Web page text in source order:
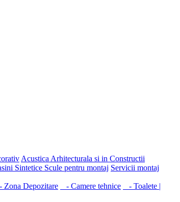
Acustica Arhitecturala si in Constructii
Sintetice Scule pentru montaj Servicii montaj
Zona Depozitare - Camere tehnice
- Toalete |